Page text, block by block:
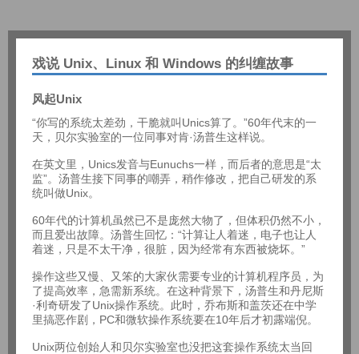
戏说 Unix、Linux 和 Windows 的纠缠故事
风起Unix
“你写的系统太差劲，干脆就叫Unics算了。”60年代末的一
天，贝尔实验室的一位同事对肯·汤普生这样说。
在英文里，Unics发音与Eunuchs一样，而后者的意思是“太
监”。汤普生接下同事的嘲弄，稍作修改，把自己研发的系
统叫做Unix。
60年代的计算机虽然已不是庞然大物了，但体积仍然不小，
而且爱出故障。汤普生回忆：“计算让人着迷，电子也让人
着迷，只是不太干净，很脏，因为经常有东西被烧坏。”
操作这些又慢、又笨的大家伙需要专业的计算机程序员，为
了提高效率，急需新系统。在这种背景下，汤普生和丹尼斯
·利奇研发了Unix操作系统。此时，乔布斯和盖茨还在中学
里搞恶作剧，PC和微软操作系统要在10年后才初露端倪。
Unix两位创始人和贝尔实验室也没把这套操作系统太当回